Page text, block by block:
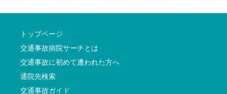
トップページ
交通事故病院サーチとは
交通事故に初めて遭われた方へ
通院先検索
交通事故ガイド